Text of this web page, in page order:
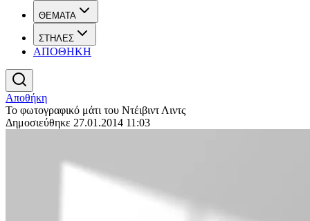
ΘΕΜΑΤΑ
ΣΤΗΛΕΣ
ΑΠΟΘΗΚΗ
Αποθήκη
Το φωτογραφικό μάτι του Ντέιβιντ Λιντς
Δημοσιεύθηκε 27.01.2014 11:03